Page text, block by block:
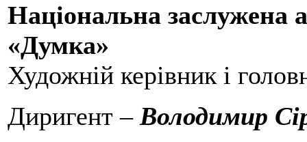
Національна заслужена
«Думка»
Художній керівник і
Диригент – Володимир